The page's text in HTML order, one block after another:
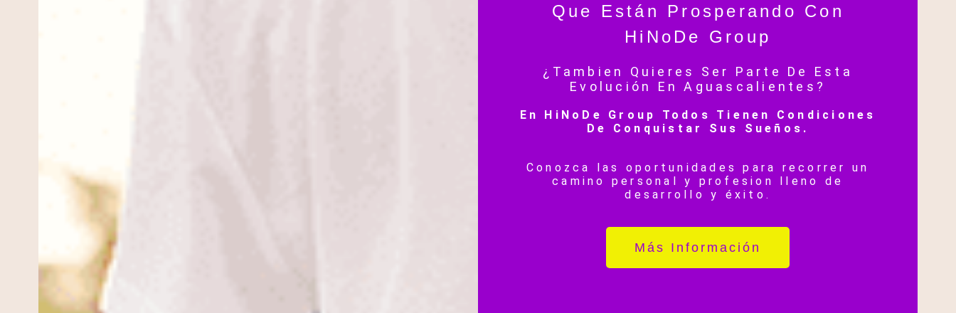
Que Están Prosperando Con
HiNoDe Group
¿Tambien Quieres Ser Parte De Esta
Evolución En Aguascalientes?
En HiNoDe Group Todos Tienen Condiciones
De Conquistar Sus Sueños.
Conozca las oportunidades para recorrer un
camino personal y profesion lleno de
desarrollo y éxito.
Más Información